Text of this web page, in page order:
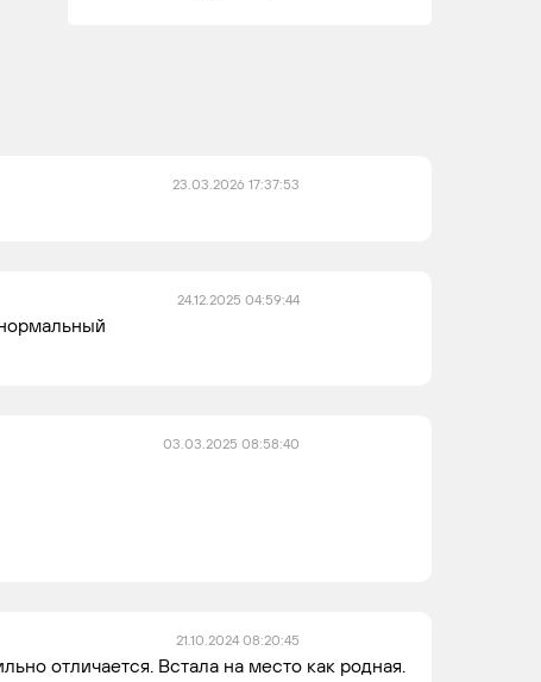
23.03.2026 17:37:53
24.12.2025 04:59:44
03.03.2025 08:58:40
21.10.2024 08:20:45
отличается. Встала на место как родная.